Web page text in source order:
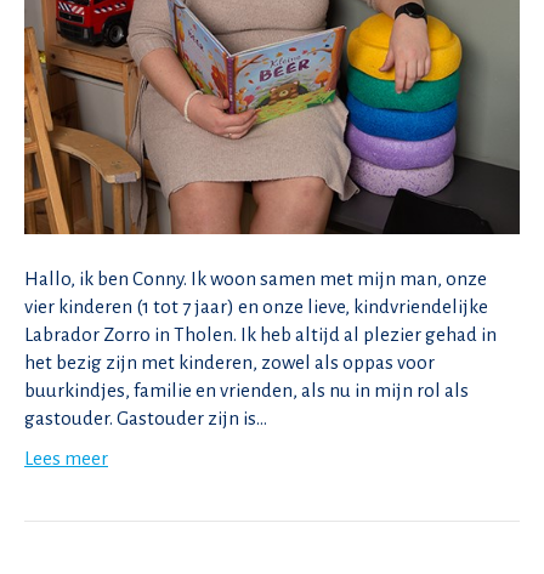
Hallo, ik ben Conny. Ik woon samen met mijn man, onze
vier kinderen (1 tot 7 jaar) en onze lieve, kindvriendelijke
Labrador Zorro in Tholen. Ik heb altijd al plezier gehad in
het bezig zijn met kinderen, zowel als oppas voor
buurkindjes, familie en vrienden, als nu in mijn rol als
gastouder. Gastouder zijn is…
Lees meer